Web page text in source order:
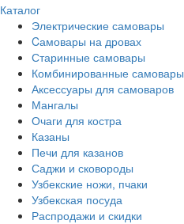
Каталог
Электрические самовары
Cамовары на дровах
Старинные самовары
Комбинированные самовары
Аксессуары для самоваров
Мангалы
Очаги для костра
Казаны
Печи для казанов
Саджи и сковороды
Узбекские ножи, пчаки
Узбекская посуда
Распродажи и скидки